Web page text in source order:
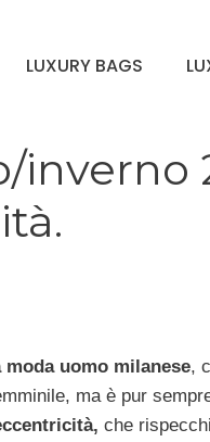
LUXURY BAGS
inverno
uomo milanese,
ma è pur
che